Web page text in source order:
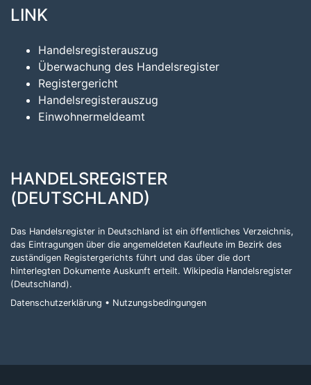
LINK
Handelsregisterauszug
Überwachung des Handelsregister
Registergericht
Handelsregisterauszug
Einwohnermeldeamt
HANDELSREGISTER
(DEUTSCHLAND)
Das Handelsregister in Deutschland ist ein öffentliches Verzeichnis,
das Eintragungen über die angemeldeten Kaufleute im Bezirk des
zuständigen Registergerichts führt und das über die dort
hinterlegten Dokumente Auskunft erteilt. Wikipedia Handelsregister
(Deutschland).
Datenschutzerklärung • Nutzungsbedingungen